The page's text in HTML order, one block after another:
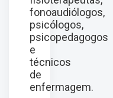
fonoaudiólogos,
psicólogos,
psicopedagogos
e
técnicos
de
enfermagem.